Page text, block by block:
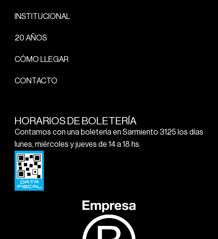
INSTITUCIONAL
20 AÑOS
CÓMO LLEGAR
CONTACTO
HORARIOS DE BOLETERÍA
Contamos con una boletería en Sarmiento 3125 los días
lunes, miércoles y jueves de 14 a 18 hs.